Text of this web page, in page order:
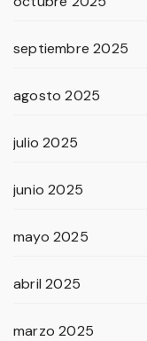
septiembre 2025
agosto 2025
julio 2025
junio 2025
mayo 2025
abril 2025
marzo 2025